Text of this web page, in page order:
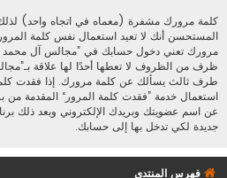
كلمة مرورك مشفرة (معماه في اتجاه واحد)
المستحسن أنك لا تعيد استعمال نفس كلمة
مرورك تعني دخول حسابك في ”مجالس آل
طرف ثالث يسألك عن كلمة مرورك. إذا فقدت
جديدة لكي تدخل بها إلى حسابك.
فهرس المنتدى